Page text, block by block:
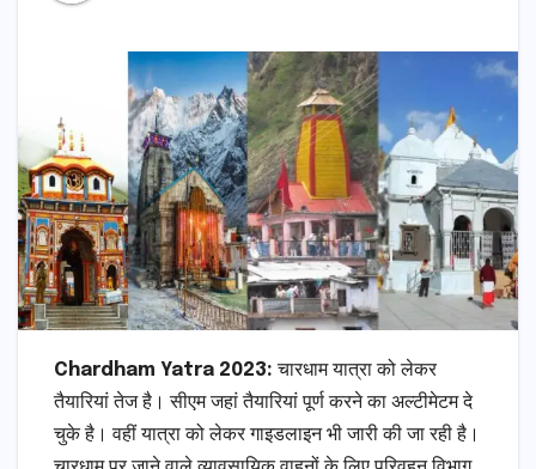
Chardham Yatra 2023: चारधाम यात्रा को लेकर
तैयारियां तेज है। सीएम जहां तैयारियां पूर्ण करने का अल्टीमेटम दे
चुके है। वहीं यात्रा को लेकर गाइडलाइन भी जारी की जा रही है।